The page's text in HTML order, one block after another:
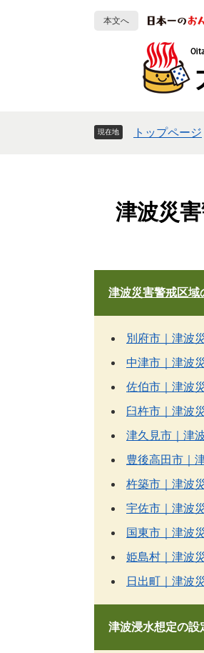
本文へ
現在地 トップページ
津波災
津波災害警戒区域
別府市｜津波
中津市｜津波
佐伯市｜津波
臼杵市｜津波
津久見市｜津
豊後高田市｜
杵築市｜津波
宇佐市｜津波
国東市｜津波
姫島村｜津波
日出町｜津波
津波浸水想定の設